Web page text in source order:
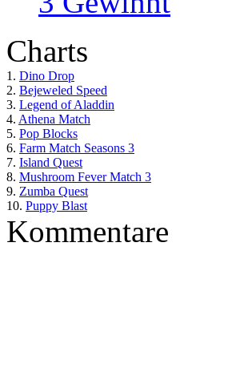
Charts
1. Dino Drop
2. Bejeweled Speed
3. Legend of Aladdin
4. Athena Match
5. Pop Blocks
6. Farm Match Seasons 3
7. Island Quest
8. Mushroom Fever Match 3
9. Zumba Quest
10. Puppy Blast
Kommentare